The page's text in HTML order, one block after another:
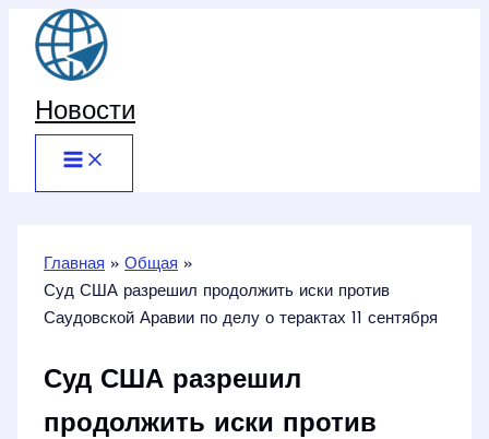
Перейти
содержимому
Новости
Главная
Общая
Суд США разрешил продолжить иски против
Саудовской Аравии по делу о терактах 11 сентября
Суд США разрешил
продолжить иски против